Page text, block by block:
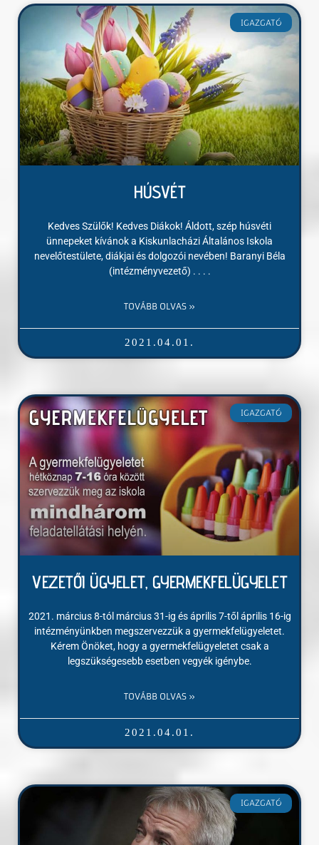
IGAZGATÓ
HÚSVÉT
Kedves Szülők! Kedves Diákok! Áldott, szép húsvéti
ünnepeket kívánok a Kiskunlacházi Általános Iskola
nevelőtestülete, diákjai és dolgozói nevében! Baranyi Béla
(intézményvezető) . . . .
TOVÁBB OLVAS »
2021.04.01.
IGAZGATÓ
VEZETŐI ÜGYELET, GYERMEKFELÜGYELET
2021. március 8-tól március 31-ig és április 7-től április 16-ig
intézményünkben megszervezzük a gyermekfelügyeletet.
Kérem Önöket, hogy a gyermekfelügyeletet csak a
legszükségesebb esetben vegyék igénybe.
TOVÁBB OLVAS »
2021.04.01.
IGAZGATÓ